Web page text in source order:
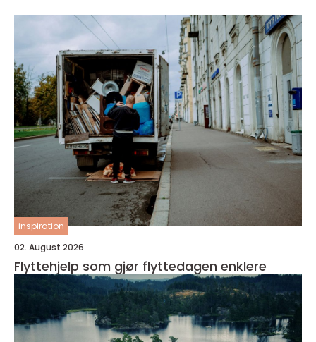
inspiration
02. August 2026
Flyttehjelp som gjør flyttedagen enklere